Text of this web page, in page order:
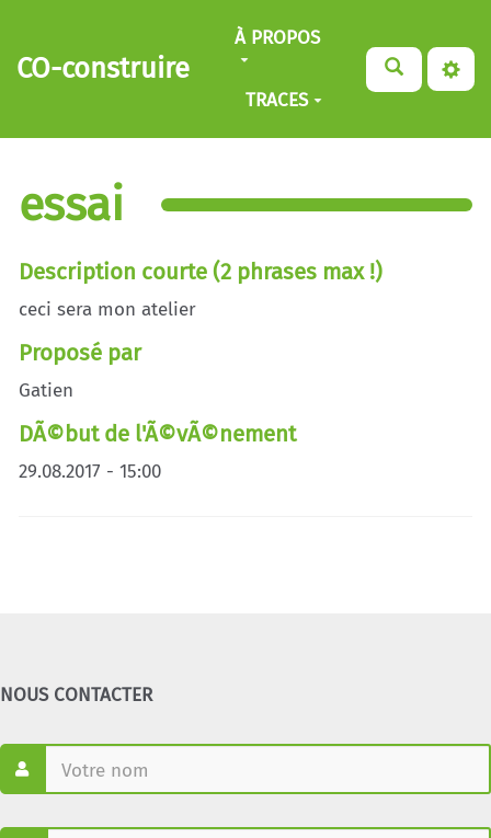
Aller au contenu principal
CO-construire
À PROPOS
TRACES
essai
Description courte (2 phrases max !)
ceci sera mon atelier
Proposé par
Gatien
DÃ©but de l'Ã©vÃ©nement
29.08.2017 - 15:00
NOUS CONTACTER